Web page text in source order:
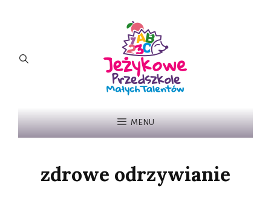
MENU
zdrowe odrzywianie